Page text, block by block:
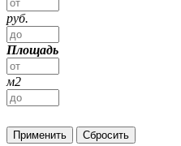
руб.
Площадь
м2
Применить Сбросить